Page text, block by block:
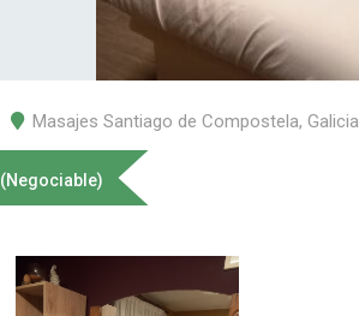
Masajes Santiago de Compostela, Galicia
(Negociable)